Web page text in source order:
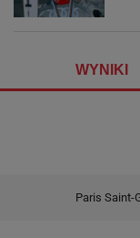
WYNIKI